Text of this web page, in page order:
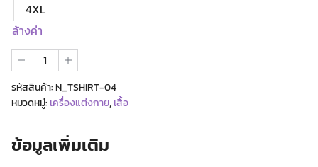
4XL
ล้างค่า
จำนวน
เสื้อ
คอกลม
CMU
แนว
ชิ้น
รหัสสินค้า:N_TSHIRT-04
หมวดหมู่: เครื่องแต่งกาย,เสื้อ
ข้อมูลเพิ่มเติม